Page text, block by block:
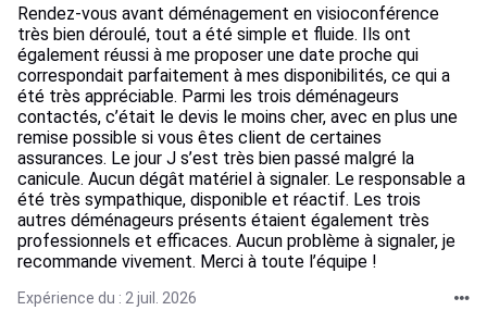
Rendez-vous avant déménagement en visioconférence
très bien déroulé, tout a été simple et fluide. Ils ont
également réussi à me proposer une date proche qui
correspondait parfaitement à mes disponibilités, ce qui a
été très appréciable. Parmi les trois déménageurs
contactés, c’était le devis le moins cher, avec en plus une
remise possible si vous êtes client de certaines
assurances. Le jour J s’est très bien passé malgré la
canicule. Aucun dégât matériel à signaler. Le responsable a
été très sympathique, disponible et réactif. Les trois
autres déménageurs présents étaient également très
professionnels et efficaces. Aucun problème à signaler, je
recommande vivement. Merci à toute l’équipe !
Expérience du : 2 juil. 2026